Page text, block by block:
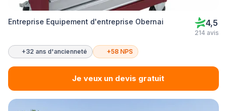
Entreprise Equipement d'entreprise Obernai 4,5
214 avis
+32 ans d'ancienneté +58 NPS
Je veux un devis gratuit